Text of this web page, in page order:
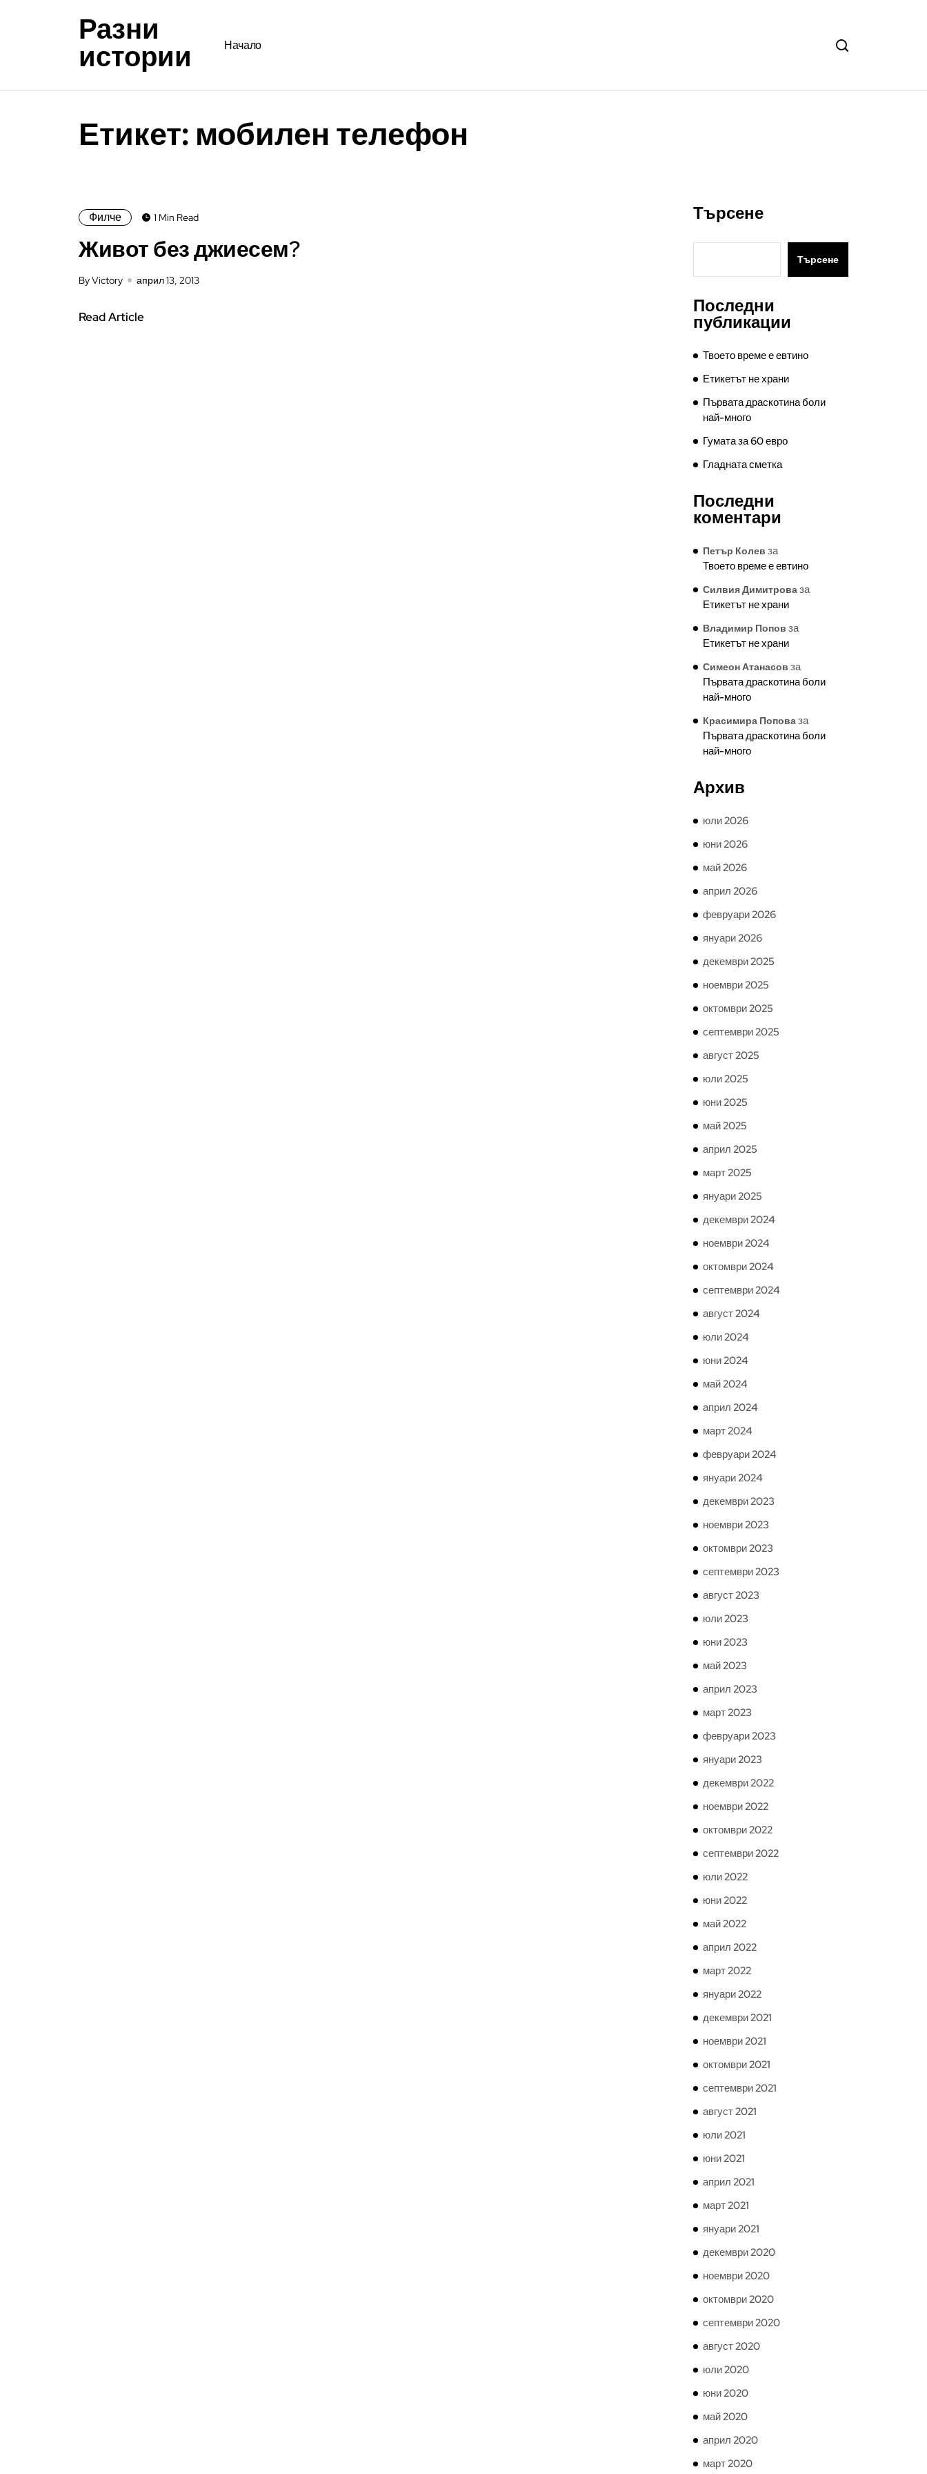
Разни
истории Начало
Етикет: мобилен телефон
Филче 1 Min Read
Живот без джиесем?
By Victory април 13, 2013
Read Article
Търсене
Търсене
Последни
публикации
Твоето време е евтино
Етикетът не храни
Първата драскотина боли
най-много
Гумата за 60 евро
Гладната сметка
Последни
коментари
Петър Колев за
Твоето време е евтино
Силвия Димитроваза
Етикетът не храни
Владимир Попов за
Етикетът не храни
Симеон Атанасов за
Първата драскотина боли
най-много
Красимира Поповаза
Първата драскотина боли
най-много
Архив
юли 2026
юни 2026
май 2026
април 2026
февруари 2026
януари 2026
декември 2025
ноември 2025
октомври 2025
септември 2025
август 2025
юли 2025
юни 2025
май 2025
април 2025
март 2025
януари 2025
декември 2024
ноември 2024
октомври 2024
септември 2024
август 2024
юли 2024
юни 2024
май 2024
април 2024
март 2024
февруари 2024
януари 2024
декември 2023
ноември 2023
октомври 2023
септември 2023
август 2023
юли 2023
юни 2023
май 2023
април 2023
март 2023
февруари 2023
януари 2023
декември 2022
ноември 2022
октомври 2022
септември 2022
юли 2022
юни 2022
май 2022
април 2022
март 2022
януари 2022
декември 2021
ноември 2021
октомври 2021
септември 2021
август 2021
юли 2021
юни 2021
април 2021
март 2021
януари 2021
декември 2020
ноември 2020
октомври 2020
септември 2020
август 2020
юли 2020
юни 2020
май 2020
април 2020
март 2020